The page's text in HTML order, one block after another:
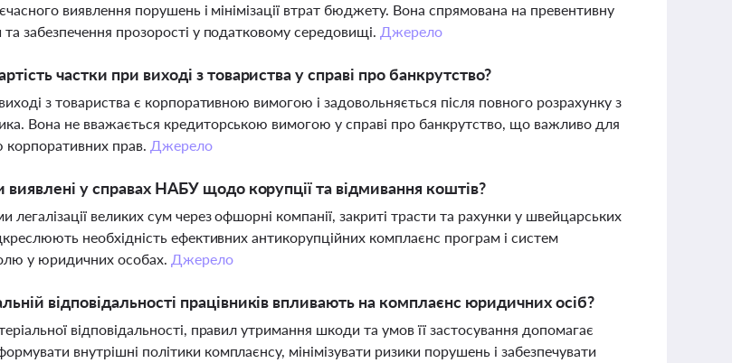
виявлення порушень і мінімізації втрат бюджету. Вона спрямована на превентивну
забезпечення прозорості у податковому середовищі. Джерело
частки при виході з товариства у справі про банкрутство?
з товариства є корпоративною вимогою і задовольняється після повного розрахунку з
Вона не вважається кредиторською вимогою у справі про банкрутство, що важливо для
прав. Джерело
виявлені у справах НАБУ щодо корупції та відмивання коштів?
легалізації великих сум через офшорні компанії, закриті трасти та рахунки у швейцарських
необхідність ефективних антикорупційних комплаєнс програм і систем
у юридичних особах. Джерело
відповідальності працівників впливають на комплаєнс юридичних осіб?
відповідальності, правил утримання шкоди та умов її застосування допомагає
внутрішні політики комплаєнсу, мінімізувати ризики порушень і забезпечувати